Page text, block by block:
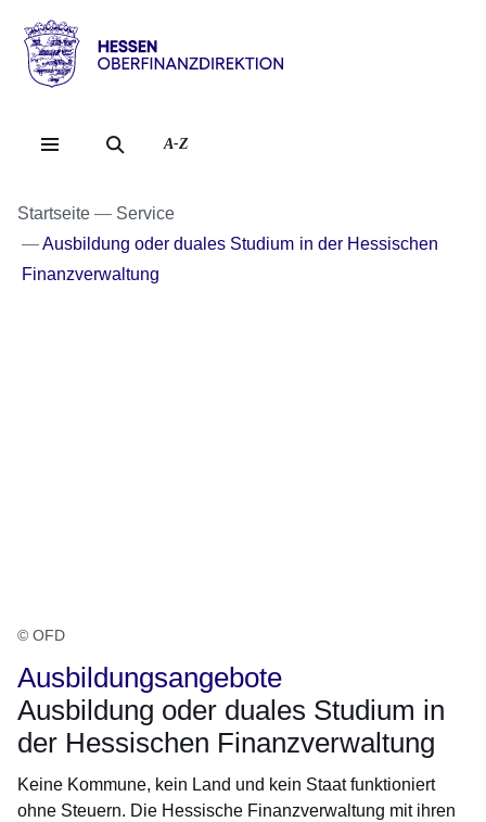
Direkt zum Kopf der
Direkt zum Inhalt
Direkt zum Fuß der
Hessen
Oberfinanzdirektion
A-Z
Startseite
Service
Ausbildung oder duales Studium in der Hessischen
Finanzverwaltung
© OFD
Ausbildungsangebote
Ausbildung oder duales Studium in
der Hessischen Finanzverwaltung
Keine Kommune, kein Land und kein Staat funktioniert
ohne Steuern. Die Hessische Finanzverwaltung mit ihren